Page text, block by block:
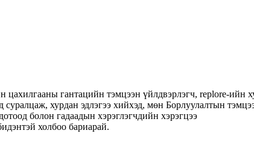
гантацийн тэмцээн үйлдвэрлэгч, replore-ийн
хурдан эдлэгээ хийхэд, мөн Борлуулалтын
болон гадаадын хэрэглэгчдийн хэрэгцээ
холбоо бариарай.